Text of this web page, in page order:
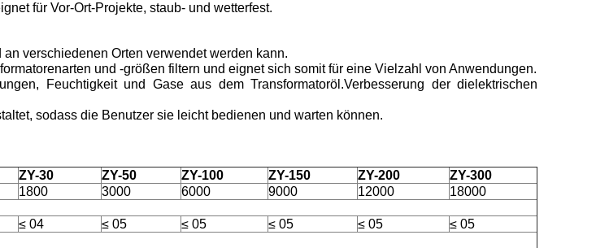
für Vor-Ort-Projekte, staub- und wetterfest.
verschiedenen Orten verwendet werden kann.
und -größen filtern und eignet sich somit für eine Vielzahl von Anwendungen.
Feuchtigkeit und Gase aus dem Transformatoröl.Verbesserung der dielektrischen
sodass die Benutzer sie leicht bedienen und warten können.
ZY-30 ZY-50 ZY-100 ZY-150 ZY-200
ZY-300
1800 3000 6000 9000 12000
18000
≤ 04 ≤ 05 ≤ 05 ≤ 05 ≤ 05
≤ 05